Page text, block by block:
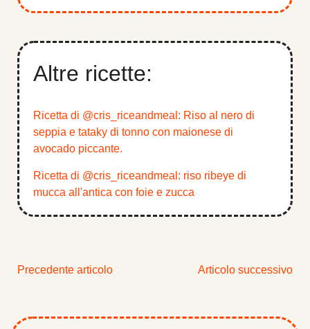
Altre ricette:
Ricetta di @cris_riceandmeal: Riso al nero di
seppia e tataky di tonno con maionese di
avocado piccante.
Ricetta di @cris_riceandmeal: riso ribeye di
mucca all'antica con foie e zucca
Precedente articolo Articolo successivo